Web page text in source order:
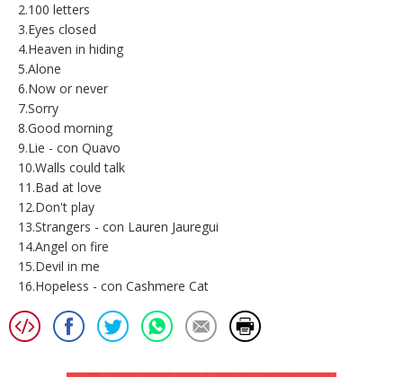
2.100 letters
3.Eyes closed
4.Heaven in hiding
5.Alone
6.Now or never
7.Sorry
8.Good morning
9.Lie - con Quavo
10.Walls could talk
11.Bad at love
12.Don't play
13.Strangers - con Lauren Jauregui
14.Angel on fire
15.Devil in me
16.Hopeless - con Cashmere Cat